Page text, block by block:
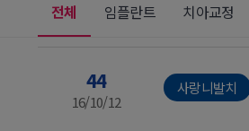
전체 임플란트 치아교정
44
16/10/12
사랑니발치